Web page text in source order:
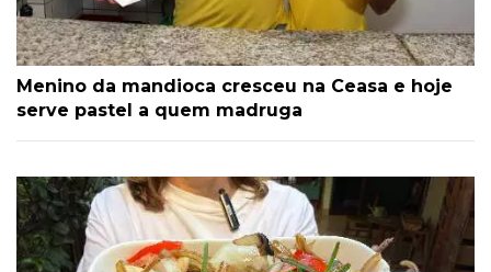
Menino da mandioca cresceu na Ceasa e hoje
serve pastel a quem madruga